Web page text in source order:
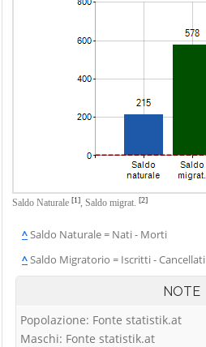
Saldo Naturale [1], Saldo migrat. [2]
^Saldo Naturale = Nati - Morti
^Saldo Migratorio = Iscritti - Cancellati
NOTE
Popolazione: Fonte statistik.at
Maschi: Fonte statistik.at